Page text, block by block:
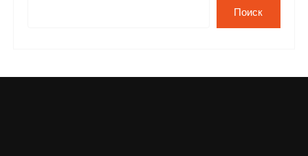
Поиск